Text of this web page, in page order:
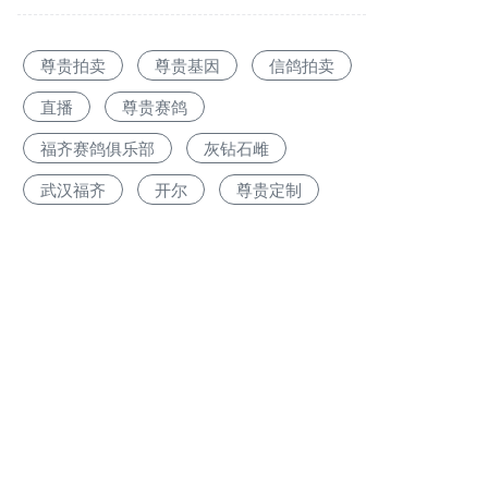
尊贵拍卖 尊贵基因
信鸽拍卖
直播
尊贵赛鸽
福齐赛鸽俱乐部
灰钻石雌
武汉福齐
开尔 尊贵定制